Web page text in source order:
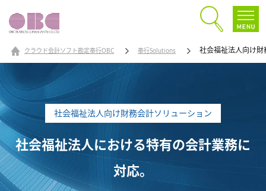
クラウド会計ソフト勘定奉行OBC 奉行Solutions 社会福祉法人向け
社会福祉法人向け財務会計ソリューション
社会福祉法人における特有の会計業務に
対応。